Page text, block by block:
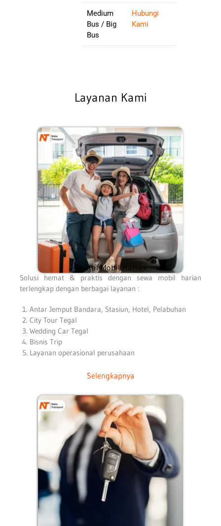
Medium
Bus / Big
Bus
Hubungi
Kami
Layanan Kami
Rental Mobil Harian
Solusi hemat & praktis dengan sewa mobil harian
terlengkap dengan berbagai layanan :
Antar Jemput Bandara, Stasiun, Hotel, Pelabuhan
City Tour Tegal
Wedding Car Tegal
Bisnis Trip
Layanan operasional perusahaan
Selengkapnya